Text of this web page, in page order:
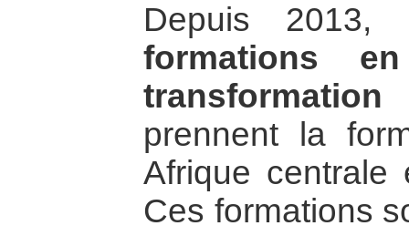
Depuis 2013,
formations
prennent la
Afrique
Ces formations